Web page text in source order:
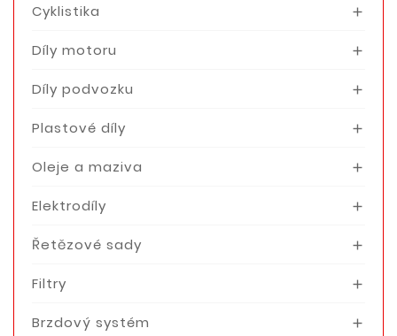
Cyklistika 
Díly motoru 
Díly podvozku 
Plastové díly 
Oleje a maziva 
Elektrodíly 
Řetězové sady 
Filtry 
Brzdový systém 